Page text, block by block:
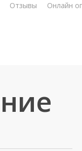
Отзывы Онлайн